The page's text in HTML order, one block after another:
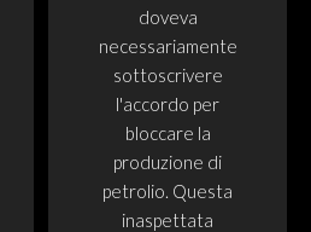
doveva
necessariamente
sottoscrivere
l'accordo per
bloccare la
produzione di
petrolio. Questa
inaspettata